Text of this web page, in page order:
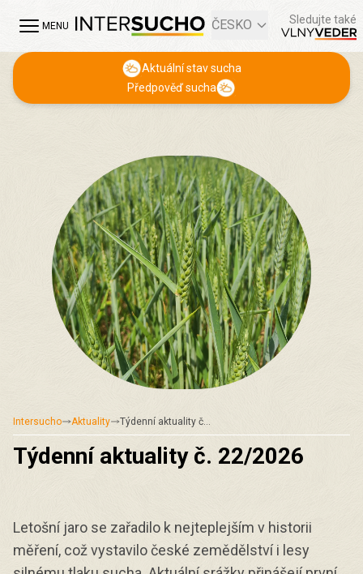
MENU ČESKO Sledujte také
Aktuální stav sucha
Předpověď sucha
Intersucho Aktuality Týdenní aktuality č…
Týdenní aktuality č. 22/2026
Letošní jaro se zařadilo k nejteplejším v historii
měření, což vystavilo české zemědělství i lesy